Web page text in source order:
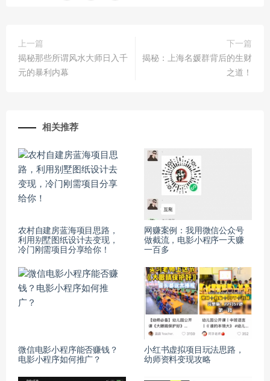
上一篇
揭秘那些所谓风水大师日入千
元的暴利内幕
下一篇
揭秘：上海名媛群背后的生财
之道！
相关推荐
农村自建房蓝海项目思路，
利用别墅图纸设计去变现，
冷门刚需项目分享给你！
网赚案例：我用微信公众号
做截流，电影小程序一天赚
一百多
微信电影小程序能否赚钱？
电影小程序如何推广？
小红书虚拟项目玩法思路，
幼师资料变现攻略